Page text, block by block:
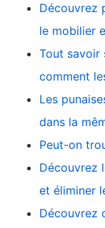
Découvrez
le mobilier
Tout savoir
comment
Les
dans la
Peut-on
Découvrez
et éliminer
Découvrez